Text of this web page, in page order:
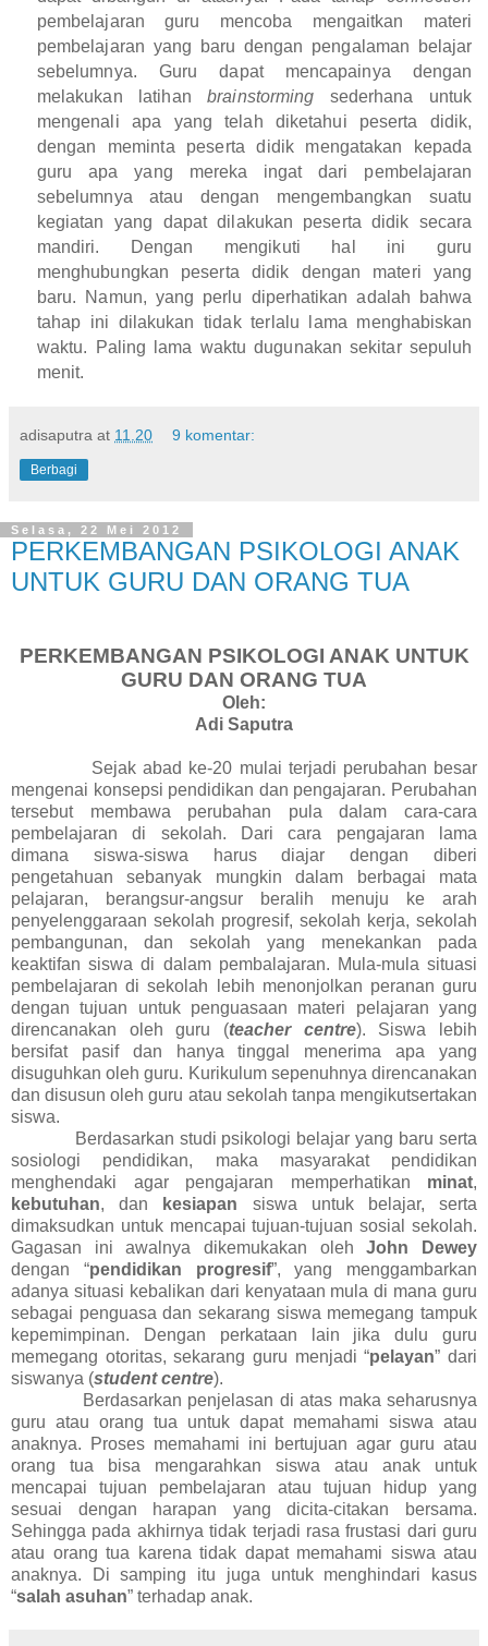
pembelajaran guru mencoba mengaitkan materi
pembelajaran yang baru dengan pengalaman belajar
sebelumnya. Guru dapat mencapainya dengan
melakukan latihanbrainstorming sederhana untuk
mengenali apa yang telah diketahui peserta didik,
dengan meminta peserta didik mengatakan kepada
guru apa yang mereka ingat dari pembelajaran
sebelumnya atau dengan mengembangkan suatu
kegiatan yang dapat dilakukan peserta didik secara
mandiri. Dengan mengikuti hal ini guru
menghubungkan peserta didik dengan materi yang
baru. Namun, yang perlu diperhatikan adalah bahwa
tahap ini dilakukan tidak terlalu lama menghabiskan
waktu. Paling lama waktu dugunakan sekitar sepuluh
menit.
adisaputra at 11.20 9 komentar:
Berbagi
Selasa, 22 Mei 2012
PERKEMBANGAN PSIKOLOGI ANAK
UNTUK GURU DAN ORANG TUA
PERKEMBANGAN PSIKOLOGI ANAK UNTUK
GURU DAN ORANG TUA
Oleh:
Adi Saputra
Sejak abad ke-20 mulai terjadi perubahan besar
mengenai konsepsi pendidikan dan pengajaran. Perubahan
tersebut membawa perubahan pula dalam cara-cara
pembelajaran di sekolah. Dari cara pengajaran lama
dimana siswa-siswa harus diajar dengan diberi
pengetahuan sebanyak mungkin dalam berbagai mata
pelajaran, berangsur-angsur beralih menuju ke arah
penyelenggaraan sekolah progresif, sekolah kerja, sekolah
pembangunan, dan sekolah yang menekankan pada
keaktifan siswa di dalam pembalajaran. Mula-mula situasi
pembelajaran di sekolah lebih menonjolkan peranan guru
dengan tujuan untuk penguasaan materi pelajaran yang
direncanakan oleh guru (teacher centre). Siswa lebih
bersifat pasif dan hanya tinggal menerima apa yang
disuguhkan oleh guru. Kurikulum sepenuhnya direncanakan
dan disusun oleh guru atau sekolah tanpa mengikutsertakan
siswa.
Berdasarkan studi psikologi belajar yang baru serta
sosiologi pendidikan, maka masyarakat pendidikan
menghendaki agar pengajaran memperhatikan minat,
kebutuhan, dan kesiapan siswa untuk belajar, serta
dimaksudkan untuk mencapai tujuan-tujuan sosial sekolah.
Gagasan ini awalnya dikemukakan olehJohn Dewey
dengan “pendidikan progresif”, yang menggambarkan
adanya situasi kebalikan dari kenyataan mula di mana guru
sebagai penguasa dan sekarang siswa memegang tampuk
kepemimpinan. Dengan perkataan lain jika dulu guru
memegang otoritas, sekarang guru menjadi “pelayan” dari
siswanya (student centre).
Berdasarkan penjelasan di atas maka seharusnya
guru atau orang tua untuk dapat memahami siswa atau
anaknya. Proses memahami ini bertujuan agar guru atau
orang tua bisa mengarahkan siswa atau anak untuk
mencapai tujuan pembelajaran atau tujuan hidup yang
sesuai dengan harapan yang dicita-citakan bersama.
Sehingga pada akhirnya tidak terjadi rasa frustasi dari guru
atau orang tua karena tidak dapat memahami siswa atau
anaknya. Di samping itu juga untuk menghindari kasus
“salah asuhan” terhadap anak.